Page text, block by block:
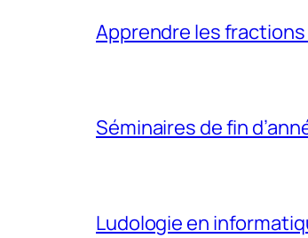
Apprendre les fractions
Séminaires de fin
Ludologie en